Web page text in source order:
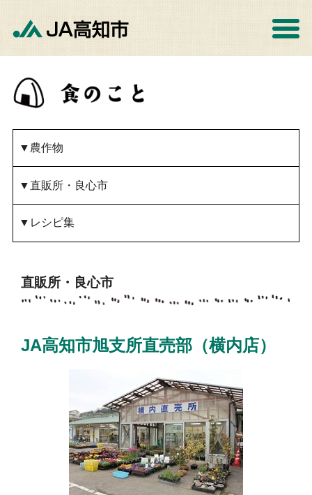
▼レシピ集
▼直販所・良心市
▼農作物
直販所・良心市
JA高知市旭支所直売部（横内店）